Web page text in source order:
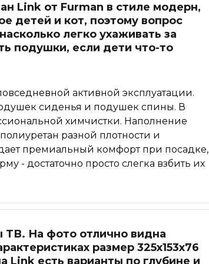
Link от Furman в стиле модерн,
детей и кот, поэтому вопрос
легко ухаживать за
подушки, если дети что-то
активной эксплуатации.
сиденья и подушек спины. В
химчистки. Наполнение
разной плотности и
премиальный комфорт при посадке,
- достаточно просто слегка взбить их
На фото отлично видна
размер 325x153x76
Link есть варианты по глубине и